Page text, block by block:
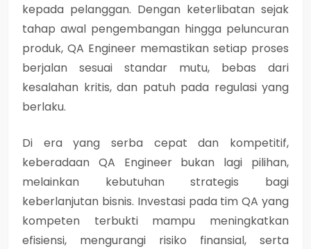
kepada pelanggan. Dengan keterlibatan sejak
tahap awal pengembangan hingga peluncuran
produk, QA Engineer memastikan setiap proses
berjalan sesuai standar mutu, bebas dari
kesalahan kritis, dan patuh pada regulasi yang
berlaku.
Di era yang serba cepat dan kompetitif,
keberadaan QA Engineer bukan lagi pilihan,
melainkan kebutuhan strategis bagi
keberlanjutan bisnis. Investasi pada tim QA yang
kompeten terbukti mampu meningkatkan
efisiensi, mengurangi risiko finansial, serta